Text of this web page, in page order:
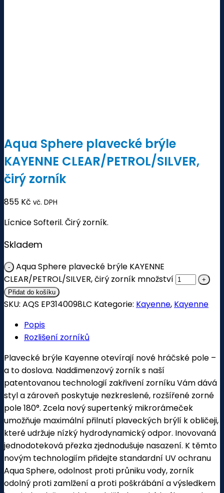
Aqua Sphere plavecké brýle
KAYENNE CLEAR/PETROL/SILVER,
čirý zorník
855 Kč vč. DPH
Lícnice Softeril. Čirý zorník.
Skladem
Aqua Sphere plavecké brýle KAYENNE
CLEAR/PETROL/SILVER, čirý zorník množství
Přidat do košíku
SKU: AQS EP3140098LC Kategorie: Kayenne, Kayenne
Popis
Rozlišení zorníků
Plavecké brýle Kayenne otevírají nové hráčské pole –
a to doslova. Naddimenzový zorník s naší
patentovanou technologií zakřivení zorníku Vám dává
styl a zároveň poskytuje nezkreslené, rozšířené zorné
pole 180°. Zcela nový supertenký mikrorámeček
umožňuje maximální přilnutí plaveckých brýlí k obličeji,
které udržuje nízký hydrodynamický odpor. Inovovaná
jednodoteková přezka zjednodušuje nasazení. K těmto
novým technologiím přidejte standardní UV ochranu
Aqua Sphere, odolnost proti průniku vody, zorník
odolný proti zamlžení a proti poškrábání a výsledkem